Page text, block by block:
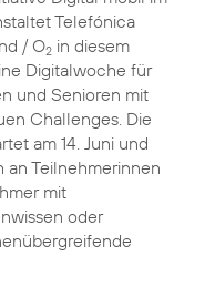
Telefónica
/ O2in diesem
Digitalwoche für
und Senioren mit
Challenges. Die
am 14. Juni und
an Teilnehmerinnen
mit
oder